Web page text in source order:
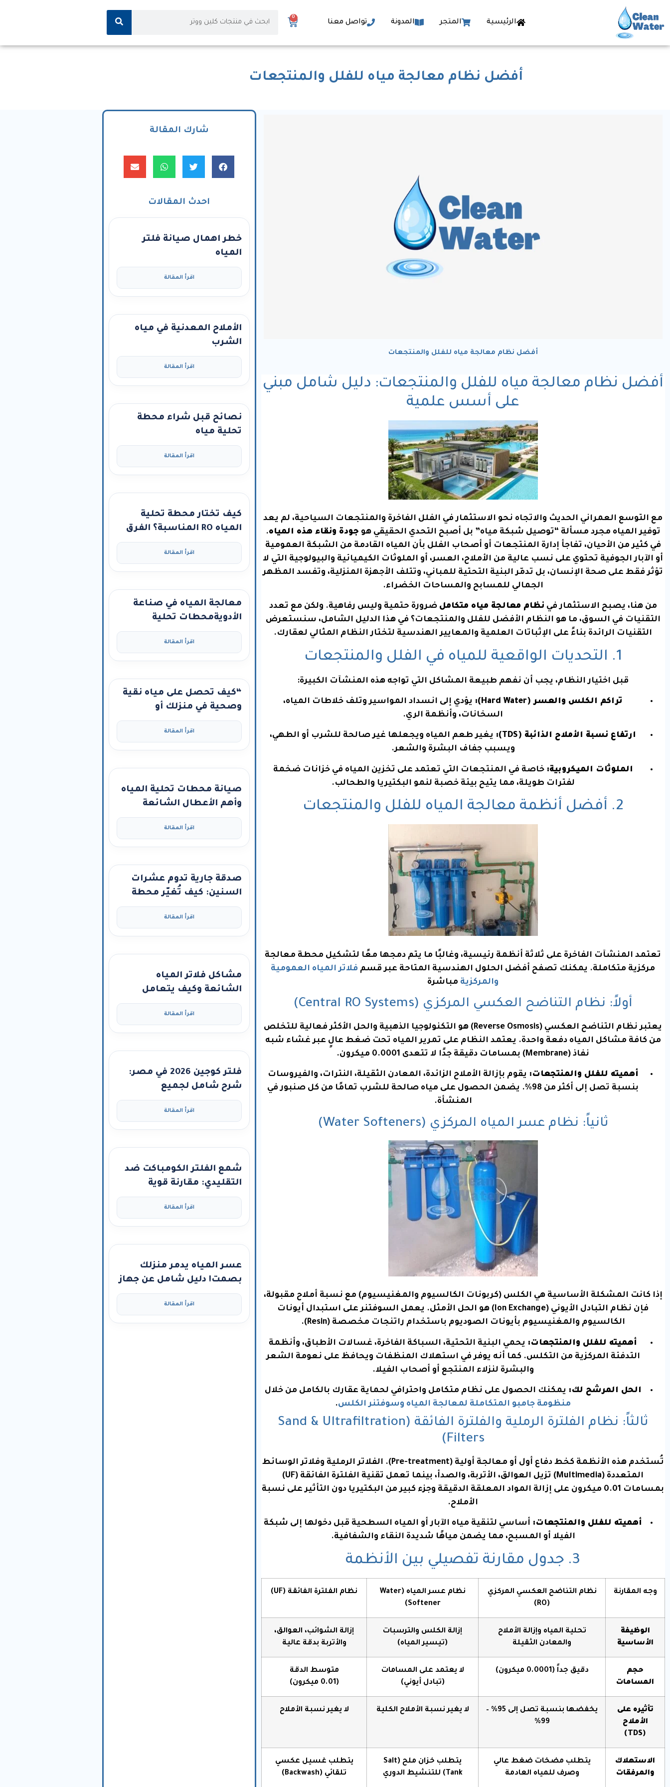
الرئيسية المتجر المدونة تواصل معنا
0
أفضل نظام معالجة مياه للفلل والمنتجعات
أفضل نظام معالجة مياه للفلل والمنتجعات
أفضل نظام معالجة مياه للفلل والمنتجعات: دليل شامل مبني
على أسس علمية
مع التوسع العمراني الحديث والاتجاه نحو الاستثمار في الفلل الفاخرة والمنتجعات السياحية، لم يعد
توفير المياه مجرد مسألة “توصيل شبكة مياه” بل أصبح التحدي الحقيقي هو جودة ونقاء هذه المياه.
في كثير من الأحيان، تفاجأ إدارة المنتجعات أو أصحاب الفلل بأن المياه القادمة من الشبكة العمومية
أو الآبار الجوفية تحتوي على نسب عالية من الأملاح، العسر، أو الملوثات الكيميائية والبيولوجية التي لا
تؤثر فقط على صحة الإنسان، بل تدمّر البنية التحتية للمباني، وتتلف الأجهزة المنزلية، وتفسد المظهر
الجمالي للمسابح والمساحات الخضراء.
من هنا، يصبح الاستثمار في نظام معالجة مياه متكامل ضرورة حتمية وليس رفاهية. ولكن مع تعدد
التقنيات في السوق، ما هو النظام الأفضل للفلل والمنتجعات؟ في هذا الدليل الشامل، سنستعرض
التقنيات الرائدة بناءً على الإثباتات العلمية والمعايير الهندسية لتختار النظام المثالي لعقارك.
1. التحديات الواقعية للمياه في الفلل والمنتجعات
قبل اختيار النظام، يجب أن نفهم طبيعة المشاكل التي تواجه هذه المنشآت الكبيرة:
تراكم الكلس والعسر (Hard Water):
يؤدي إلى انسداد المواسير وتلف خلاطات المياه،
السخانات، وأنظمة الري.
ارتفاع نسبة الأملاح الذائبة (TDS):
يغير طعم المياه ويجعلها غير صالحة للشرب أو الطهي،
ويسبب جفاف البشرة والشعر.
الملوثات الميكروبية: خاصة في المنتجعات التي تعتمد على تخزين المياه في خزانات ضخمة
لفترات طويلة، مما يتيح بيئة خصبة لنمو البكتيريا والطحالب.
2. أفضل أنظمة معالجة المياه للفلل والمنتجعات
تعتمد المنشآت الفاخرة على ثلاثة أنظمة رئيسية، وغالبًا ما يتم دمجها معًا لتشكيل محطة معالجة
مركزية متكاملة. يمكنك تصفح أفضل الحلول الهندسية المتاحة عبر قسم فلاتر المياه العمومية
والمركزية مباشرة
أولاً: نظام التناضح العكسي المركزي (Central RO Systems)
يعتبر نظام التناضح العكسي (Reverse Osmosis) هو التكنولوجيا الذهبية والحل الأكثر فعالية للتخلص
من كافة مشاكل المياه دفعة واحدة. يعتمد النظام على تمرير المياه تحت ضغط عالٍ عبر غشاء شبه
نفاذ (Membrane) بمسامات دقيقة جدًا لا تتعدى
0.0001 ميكرون.
أهميته للفلل والمنتجعات: يقوم بإزالة الأملاح الزائدة، المعادن الثقيلة، النترات، والفيروسات
بنسبة تصل إلى أكثر من 98%. يضمن الحصول على مياه صالحة للشرب تمامًا من كل صنبور في
المنشأة.
ثانياً: نظام عسر المياه المركزي (Water Softeners)
إذا كانت المشكلة الأساسية هي الكلس (كربونات الكالسيوم والمغنيسيوم) مع نسبة أملاح مقبولة،
فإن نظام التبادل الأيوني (Ion Exchange) هو الحل الأمثل. يعمل السوفتنر على استبدال أيونات
الكالسيوم والمغنيسيوم بأيونات الصوديوم باستخدام راتنجات مخصصة (Resin).
أهميته للفلل والمنتجعات: يحمي البنية التحتية، السباكة الفاخرة، غسالات الأطباق، وأنظمة
التدفئة المركزية من التكلس. كما أنه يوفر في استهلاك المنظفات ويحافظ على نعومة الشعر
والبشرة لنزلاء المنتجع أو أصحاب الفيلا.
الحل المرشح لك: يمكنك الحصول على نظام متكامل واحترافي لحماية عقارك بالكامل من خلال
منظومة جامبو المتكاملة لمعالجة المياه وسوفتنر الكلس.
ثالثاً: نظام الفلترة الرملية والفلترة الفائقة (Sand & Ultrafiltration
Filters)
تُستخدم هذه الأنظمة كخط دفاع أول أو معالجة أولية (Pre-treatment). الفلاتر الرملية وفلاتر الوسائط
المتعددة (Multimedia) تزيل العوالق، الأتربة، والصدأ، بينما تعمل تقنية الفلترة الفائقة (UF)
بمسامات 0.01 ميكرون على إزالة المواد المعلقة الدقيقة وجزء كبير من البكتيريا دون التأثير على نسبة
الأملاح.
أهميته للفلل والمنتجعات: أساسي لتنقية مياه الآبار أو المياه السطحية قبل دخولها إلى شبكة
الفيلا أو المسبح، مما يضمن مياهًا شديدة النقاء والشفافية.
3. جدول مقارنة تفصيلي بين الأنظمة
وجه المقارنة
نظام التناضح العكسي المركزي
(RO)
نظام عسر المياه (Water
Softener)
نظام الفلترة الفائقة (UF)
الوظيفة
الأساسية
تحلية المياه وإزالة الأملاح
والمعادن الثقيلة
إزالة الكلس والترسبات
(تيسير المياه)
إزالة الشوائب، العوالق،
والأتربة بدقة عالية
حجم
المسامات
دقيق جداً (0.0001 ميكرون)
لا يعتمد على المسامات
(تبادل أيوني)
متوسط الدقة
(
0.01 ميكرون)
تأثيره على
الأملاح
(TDS)
يخفضها بنسبة تصل إلى 95% –
99%
لا يغير نسبة الأملاح الكلية لا يغير نسبة الأملاح
الاستهلاك
والمرفقات
يتطلب مضخات ضغط عالي
وصرف للمياه العادمة
يتطلب خزان ملح (Salt
Tank) للتنشيط الدوري
يتطلب غسيل عكسي
تلقائي (Backwash)
شارك المقالة
احدث المقالات
خطر اهمال صيانة فلتر
المياه
اقرأ المقالة
الأملاح المعدنية في مياه
الشرب
اقرأ المقالة
نصائح قبل شراء محطة
تحلية مياه
اقرأ المقالة
كيف تختار محطة تحلية
المياه RO المناسبة؟ الفرق
بين محطات البحر والآبار
وسعر كل نوع”
اقرأ المقالة
معالجة المياه في صناعة
الأدويةمحطات تحلية
متقدمة تضمن أعلى معايير
اقرأ المقالة
“كيف تحصل على مياه نقية
وصحية في منزلك أو
مزرعتك، اومصنعك، مع
محطات تحلية كلين ووتر –
كربون جاكوب ومضخة
اقرأ المقالة
صيانة محطات تحلية المياه
وأهم الأعطال الشائعة
اقرأ المقالة
صدقة جارية تدوم عشرات
السنين: كيف تُغيّر محطة
تحلية مياه حياة قرية كاملة؟
اقرأ المقالة
مشاكل فلاتر المياه
الشائعة وكيف يتعامل
معها الفني المحترف.
اقرأ المقالة
فلتر كوجين 2026 في مصر:
شرح شامل لجميع
الموديلات والمواصفات
اقرأ المقالة
شمع الفلتر الكومباكت ضد
التقليدي: مقارنة قوية
تكشف لك الأفضل لصحة
اقرأ المقالة
عسر المياه يدمر منزلك
بصمت! دليل شامل عن جهاز
“السوفتنر” (جهاز عسر
الماء) ومتى تحتاجه؟
اقرأ المقالة